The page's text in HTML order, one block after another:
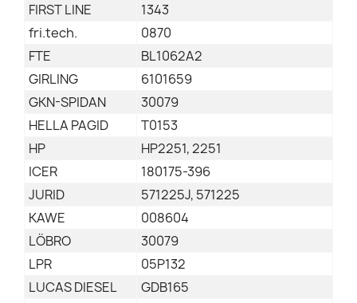
FIRST LINE
1343
fri.tech.
0870
FTE
BL1062A2
GIRLING
6101659
GKN-SPIDAN
30079
HELLA PAGID
T0153
HP
HP2251, 2251
ICER
180175-396
JURID
571225J, 571225
KAWE
008604
LÖBRO
30079
LPR
05P132
LUCAS DIESEL
GDB165